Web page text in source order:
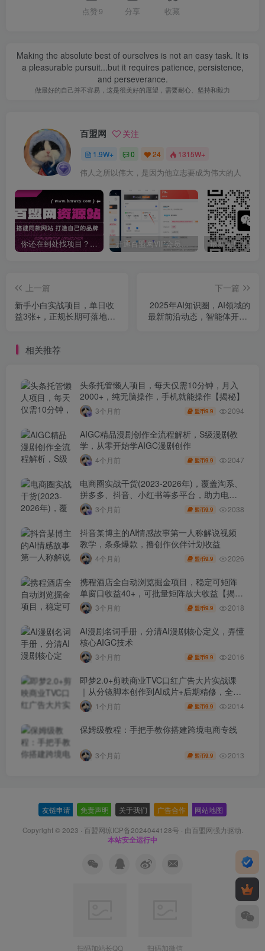
点赞 9 分享 收藏
Making the absolute best of ourselves is not an easy task. It is
a pleasurable pursuit...but it requires patience, persistence,
and perseverance.
做最好的自己并不容易，这是很美好的愿望，需要耐心、坚持和毅力
百盟网 关注
1.9W+ 0 24 1315W+
伟人之所以伟大，是因为他立志要成为伟大的人
你还在到处找项目？还在当韭菜？我靠卖项目一个月收入5万+，曾经我也是个失败者。 开通百盟网VIP会员，尊享全站资源免费下载，享70%的推广提成！！【限时五折优惠】
上一篇
新手小白实战项目，单日收
益3张+，正规长期可落地，
下一篇
2025年AI知识圈，AI领域的
最新前沿动态，智能体开发-
相关推荐
头条托管懒人项目，每天仅需10分钟，月入
2000+，纯无脑操作，手机就能操作【揭秘】
3个月前 盟币9.9 2094
AIGC精品漫剧创作全流程解析，S级漫剧教
学，从零开始学AIGC漫剧创作
4个月前 盟币9.9 2047
电商圈实战干货(2023-2026年)，覆盖淘系、
拼多多、抖音、小红书等多平台，助力电商
人避开坑、提效率、稳盈利(更新4月)
3个月前 盟币9.9 2038
抖音某博主的AI情感故事第一人称解说视频
教学，条条爆款，撸创作伙伴计划收益
4个月前 盟币9.9 2026
携程酒店全自动浏览掘金项目，稳定可矩阵
单窗口收益40+，可批量矩阵放大收益【揭
秘】3个月前 盟币9.9 2018
AI漫剧名词手册，分清AI漫剧核心定义，弄懂
核心AIGC技术
3个月前 盟币9.9 2016
即梦2.0+剪映商业TVC口红广告大片实战课
｜从分镜脚本创作到AI成片+后期精修，全流
程打造品牌级产品广告
1个月前 盟币9.9 2014
保姆级教程：手把手教你搭建跨境电商专线
3个月前 盟币9.9 2013
友链申请 免责声明 关于我们 广告合作 网站地图
Copyright © 2023 · 百盟网琼ICP备2024044128号 · 由百盟网强力驱动.
本站安全运行中
扫码加站长QQ 扫码加微信